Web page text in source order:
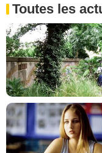
Toutes les